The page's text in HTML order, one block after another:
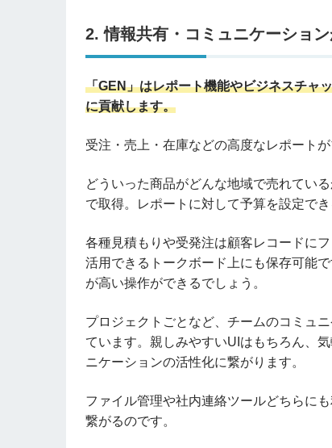
2. 情報共有・コミュニケーショ
「GEN」はレポート機能やビジネスチャ
に貢献します。
受注・売上・在庫などの高度なレポート
どういった商品がどんな地域で売れてい
で取得。レポートに対して予算を設定で
各種見積もりや受発注は顧客レコードに
活用できるトークボード上にも保存可能
が高い操作ができるでしょう。
プロジェクトごとなど、チームのコミュ
ています。親しみやすいUIはもちろん、
ニケーションの活性化に繋がります。
ファイル管理や社内連絡ツールどちらに
繋がるのです。